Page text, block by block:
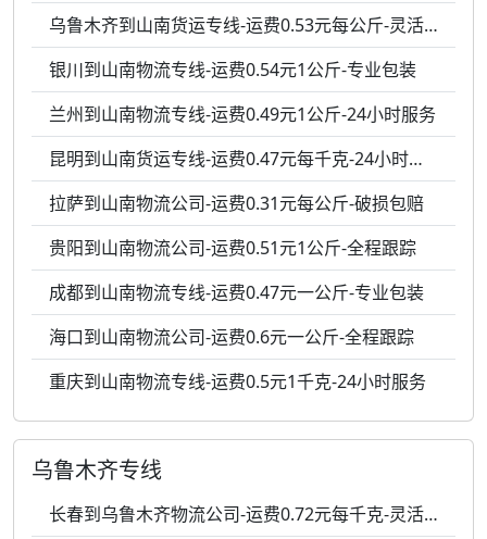
乌鲁木齐到山南货运专线-运费0.53元每公斤-灵活调度
银川到山南物流专线-运费0.54元1公斤-专业包装
兰州到山南物流专线-运费0.49元1公斤-24小时服务
昆明到山南货运专线-运费0.47元每千克-24小时服务
拉萨到山南物流公司-运费0.31元每公斤-破损包赔
贵阳到山南物流公司-运费0.51元1公斤-全程跟踪
成都到山南物流专线-运费0.47元一公斤-专业包装
海口到山南物流公司-运费0.6元一公斤-全程跟踪
重庆到山南物流专线-运费0.5元1千克-24小时服务
乌鲁木齐专线
长春到乌鲁木齐物流公司-运费0.72元每千克-灵活调度